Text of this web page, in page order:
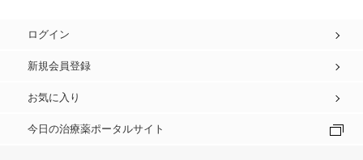
ログイン
新規会員登録
お気に入り
今日の治療薬ポータルサイト